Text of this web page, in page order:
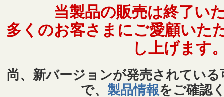
当製品の販売は終了い
多くのお客さまにご愛顧いた
し上げます
尚、新バージョンが発売されてい
で、 製品情報をご確認